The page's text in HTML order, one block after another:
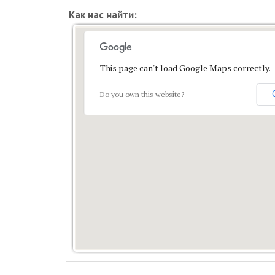
Как нас найти:
This page can't load Google Maps correctly.
Do you own this website?